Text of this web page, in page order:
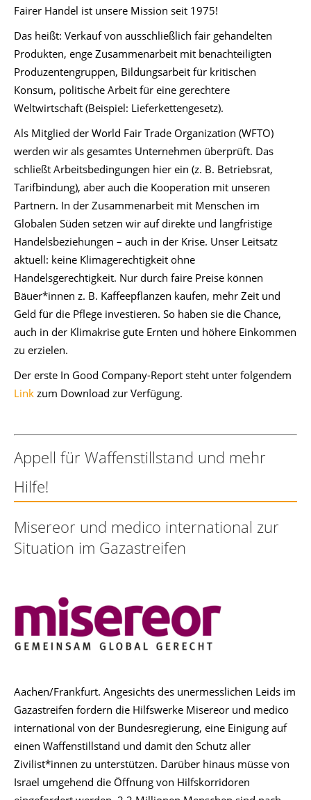
Fairer Handel ist unsere Mission seit 1975!
Das heißt: Verkauf von ausschließlich fair gehandelten
Produkten, enge Zusammenarbeit mit benachteiligten
Produzentengruppen, Bildungsarbeit für kritischen
Konsum, politische Arbeit für eine gerechtere
Weltwirtschaft (Beispiel: Lieferkettengesetz).
Als Mitglied der World Fair Trade Organization (WFTO)
werden wir als gesamtes Unternehmen überprüft. Das
schließt Arbeitsbedingungen hier ein (z. B. Betriebsrat,
Tarifbindung), aber auch die Kooperation mit unseren
Partnern. In der Zusammenarbeit mit Menschen im
Globalen Süden setzen wir auf direkte und langfristige
Handelsbeziehungen – auch in der Krise. Unser Leitsatz
aktuell: keine Klimagerechtigkeit ohne
Handelsgerechtigkeit. Nur durch faire Preise können
Bäuer*innen z. B. Kaffeepflanzen kaufen, mehr Zeit und
Geld für die Pflege investieren. So haben sie die Chance,
auch in der Klimakrise gute Ernten und höhere Einkommen
zu erzielen.
Der erste In Good Company-Report steht unter folgendem
Link zum Download zur Verfügung.
Appell für Waffenstillstand und mehr
Hilfe!
Misereor und medico international zur
Situation im Gazastreifen
Aachen/Frankfurt. Angesichts des unermesslichen Leids im
Gazastreifen fordern die Hilfswerke Misereor und medico
international von der Bundesregierung, eine Einigung auf
einen Waffenstillstand und damit den Schutz aller
Zivilist*innen zu unterstützen. Darüber hinaus müsse von
Israel umgehend die Öffnung von Hilfskorridoren